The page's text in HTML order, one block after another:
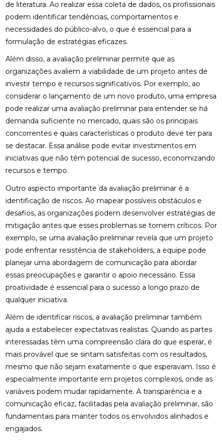
de literatura. Ao realizar essa coleta de dados, os profissionais
podem identificar tendências, comportamentos e
necessidades do público-alvo, o que é essencial para a
formulação de estratégias eficazes.
Além disso, a avaliação preliminar permite que as
organizações avaliem a viabilidade de um projeto antes de
investir tempo e recursos significativos. Por exemplo, ao
considerar o lançamento de um novo produto, uma empresa
pode realizar uma avaliação preliminar para entender se há
demanda suficiente no mercado, quais são os principais
concorrentes e quais características o produto deve ter para
se destacar. Essa análise pode evitar investimentos em
iniciativas que não têm potencial de sucesso, economizando
recursos e tempo.
Outro aspecto importante da avaliação preliminar é a
identificação de riscos. Ao mapear possíveis obstáculos e
desafios, as organizações podem desenvolver estratégias de
mitigação antes que esses problemas se tornem críticos. Por
exemplo, se uma avaliação preliminar revela que um projeto
pode enfrentar resistência de stakeholders, a equipe pode
planejar uma abordagem de comunicação para abordar
essas preocupações e garantir o apoio necessário. Essa
proatividade é essencial para o sucesso a longo prazo de
qualquer iniciativa.
Além de identificar riscos, a avaliação preliminar também
ajuda a estabelecer expectativas realistas. Quando as partes
interessadas têm uma compreensão clara do que esperar, é
mais provável que se sintam satisfeitas com os resultados,
mesmo que não sejam exatamente o que esperavam. Isso é
especialmente importante em projetos complexos, onde as
variáveis podem mudar rapidamente. A transparência e a
comunicação eficaz, facilitadas pela avaliação preliminar, são
fundamentais para manter todos os envolvidos alinhados e
engajados.